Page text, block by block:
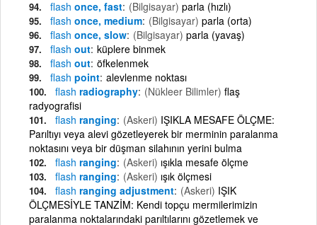
flash once, fast (Bilgisayar) parla (hızlı)
flash once, medium (Bilgisayar) parla (orta)
flash once, slow (Bilgisayar) parla (yavaş)
flash out küplere binmek
flash out öfkelenmek
flash point alevlenme noktası
flash radiography (Nükleer Bilimler) flaş
radyografisi
flash ranging (Askeri) IŞIKLA MESAFE ÖLÇME:
Parıltıyı veya alevi gözetleyerek bir merminin paralanma
noktasını veya bir düşman silahının yerini bulma
flash ranging (Askeri) ışıkla mesafe ölçme
flash ranging (Askeri) ışık ölçmesi
flash ranging adjustment (Askeri) IŞIK
ÖLÇMESİYLE TANZİM: Kendi topçu mermilerimizin
paralanma noktalarındaki parıltılarını gözetlemek ve